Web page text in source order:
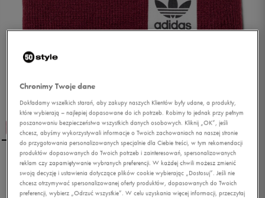
ADIDAS CZAPKA ZIMOWA
HIGH BEANIE
Chronimy Twoje dane
Dokładamy wszelkich starań, aby zakupy naszych Klientów były udane, a produkty,
które wybierają – najlepiej dopasowane do ich potrzeb. Robimy to jednak przy pełnym
poszanowaniu bezpieczeństwa wszystkich danych osobowych. Kliknij „OK”, jeśli
chcesz, abyśmy wykorzystywali informacje o Twoich zachowaniach na naszej stronie
do przygotowania personalizowanych specjalnie dla Ciebie treści, w tym rekomendacji
produktów dopasowanych do Twoich potrzeb i zainteresowań, spersonalizowanych
reklam czy zapamiętywanie wybranych preferencji. W każdej chwili możesz zmienić
swoją decyzję i ustawienia dotyczące plików cookie wybierając „Dostosuj”. Jeśli nie
chcesz otrzymywać spersonalizowanej oferty produktów, dopasowanych do Twoich
preferencji, wybierz „Odrzuć wszystkie”. W celu uzyskania więcej informacji, przeczytaj